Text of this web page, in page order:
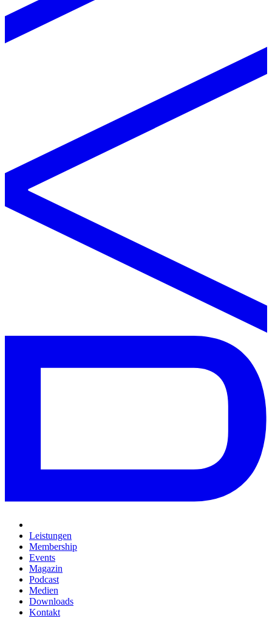
Leistungen
Membership
Events
Magazin
Podcast
Medien
Downloads
Kontakt